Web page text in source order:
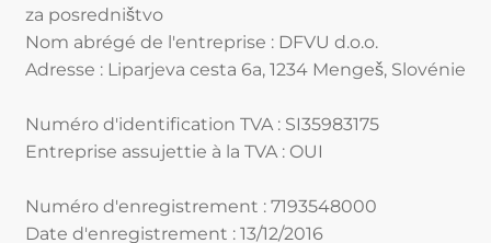
za posredništvo
Nom abrégé de l'entreprise : DFVU d.o.o.
Adresse : Liparjeva cesta 6a, 1234 Mengeš, Slovénie
Numéro d'identification TVA : SI35983175
Entreprise assujettie à la TVA : OUI
Numéro d'enregistrement : 7193548000
Date d'enregistrement : 13/12/2016